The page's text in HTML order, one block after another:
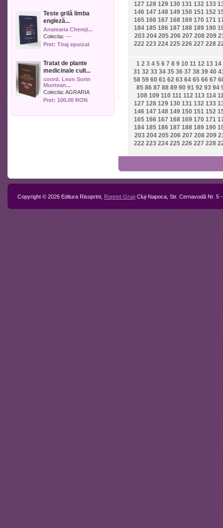
Matematica
Media
Medicina umana
Medicina veterinara
Muzica
Pedagogie
Politica
Psihologie
Sport
Teste grilă limba
engleză...
Anamaria Chereji...
Colectia: ---
Pret: Tiraj epuizat
Tratat de plante
medicinale cult...
coord. Leon Sorin
Muntean...
Colectia: AGRARIA
Pret: 100.00 RON
127 128 129 130 131 132 133
146 147 148 149 150 151 152
165 166 167 168 169 170 171
184 185 186 187 188 189 190
203 204 205 206 207 208 209
222 223 224 225 226 227 228
1 2 3 4 5 6 7 8 9 10 11 12 13 14
31 32 33 34 35 36 37 38 39 40
58 59 60 61 62 63 64 65 66 67
85 86 87 88 89 90 91 92 93 94
108 109 110 111 112 113 114
127 128 129 130 131 132 133
146 147 148 149 150 151 152
165 166 167 168 169 170 171
184 185 186 187 188 189 190
203 204 205 206 207 208 209
222 223 224 225 226 227 228
Copyright © 2026 Editura Risoprint, Roprint Grup Cluj-Napoca, Str. Cernavodă Nr. 5